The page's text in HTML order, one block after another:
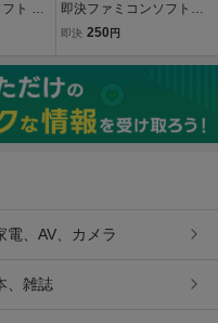
ト ボ
即決ファミコンソフト
ドラゴンボールZ 強襲！
Z 強襲 サイヤ人
即決 250 円
電、AV、カメラ
、雑誌